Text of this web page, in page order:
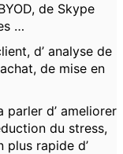
de Skype
…
d’ analyse de
de mise en
parler d’ ameliorer
du stress,
rapide d’